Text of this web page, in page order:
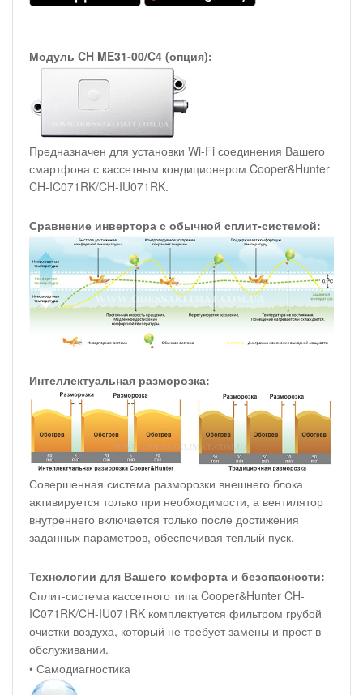
Модуль CH ME31-00/C4 (опция):
Предназначен для установки Wi-Fi соединения Вашего
смартфона с кассетным кондиционером Cooper&Hunter
CH-IC071RK/CH-IU071RK.
Сравнение инвертора с обычной сплит-системой:
Интеллектуальная разморозка:
Совершенная система разморозки внешнего блока
активируется только при необходимости, а вентилятор
внутреннего включается только после достижения
заданных параметров, обеспечивая теплый пуск.
Технологии для Вашего комфорта и безопасности:
Сплит-система кассетного типа Cooper&Hunter CH-
IC071RK/CH-IU071RK комплектуется фильтром грубой
очистки воздуха, который не требует замены и прост в
обслуживании.
• Самодиагностика